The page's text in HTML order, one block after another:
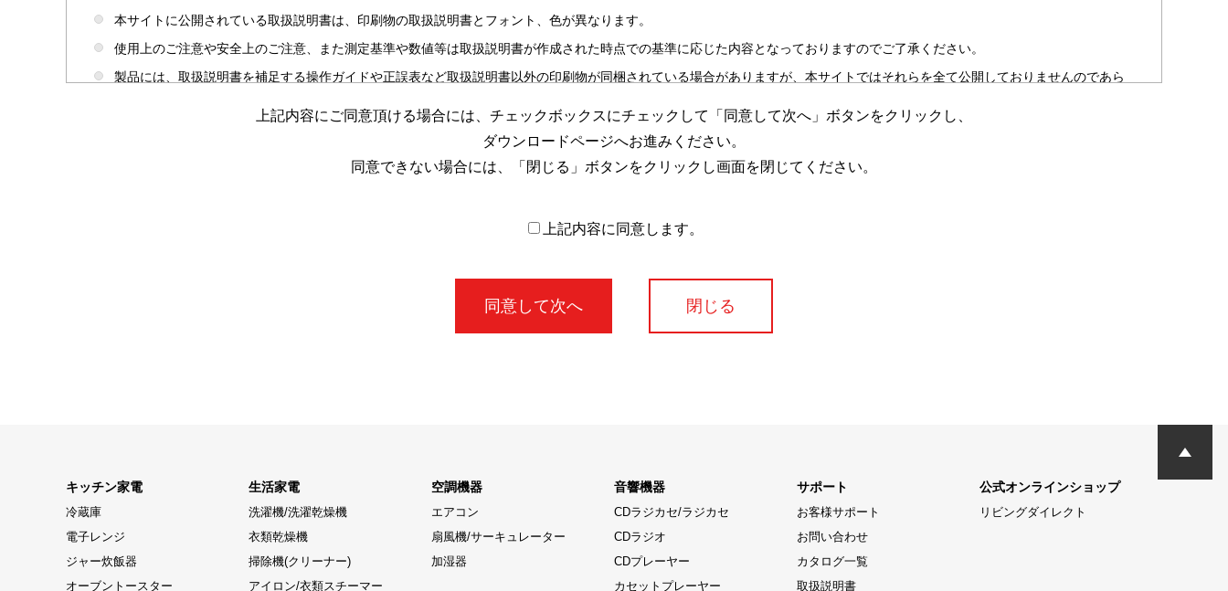
本サイトに公開されている取扱説明書は、印刷物の取扱説明書とフォント、色が異なります。
使用上のご注意や安全上のご注意、また測定基準や数値等は取扱説明書が作成された時点での基準に応じた内容となっておりますのでご了承ください。
製品には、取扱説明書を補足する操作ガイドや正誤表など取扱説明書以外の印刷物が同梱されている場合がありますが、本サイトではそれらを全て公開しておりませんのであら
本サイトのサービスは予告なく中止または内容を変更する場合がございますのであらかじめご了承ください。
場合がありますのであらかじめご了承ください。
上記内容にご同意頂ける場合には、チェックボックスにチェックして「同意して次へ」ボタンをクリックし、
ダウンロードページへお進みください。
同意できない場合には、「閉じる」ボタンをクリックし画面を閉じてください。
上記内容に同意します。
閉じる
キッチン家電
冷蔵庫
電子レンジ
ジャー炊飯器
オーブントースター
生活家電
洗濯機/洗濯乾燥機
衣類乾燥機
掃除機(クリーナー)
アイロン/衣類スチーマー
空調機器
エアコン
扇風機/サーキュレーター
加湿器
音響機器
CDラジカセ/ラジカセ
CDラジオ
CDプレーヤー
カセットプレーヤー
サポート
お客様サポート
お問い合わせ
カタログ一覧
取扱説明書
公式オンラインショップ
リビングダイレクト